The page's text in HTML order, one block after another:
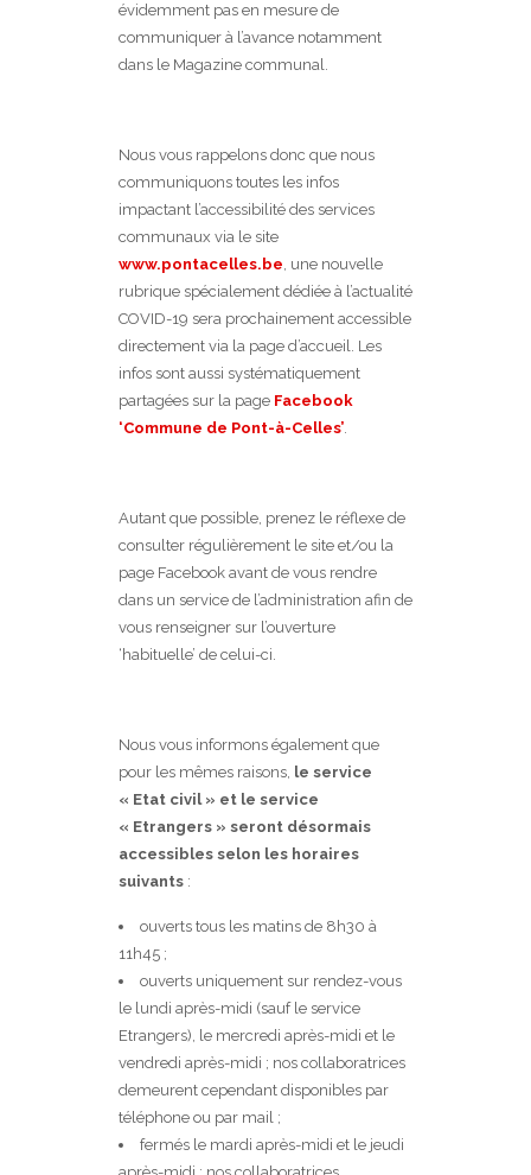
évidemment pas en mesure de
communiquer à l’avance notamment
dans le Magazine communal.
Nous vous rappelons donc que nous
communiquons toutes les infos
impactant l’accessibilité des services
communaux via le site
www.pontacelles.be, une nouvelle
rubrique spécialement dédiée à l’actualité
COVID-19 sera prochainement accessible
directement via la page d’accueil. Les
infos sont aussi systématiquement
partagées sur la page Facebook
‘Commune de Pont-à-Celles’.
Autant que possible, prenez le réflexe de
consulter régulièrement le site et/ou la
page Facebook avant de vous rendre
dans un service de l’administration afin de
vous renseigner sur l’ouverture
‘habituelle’ de celui-ci.
Nous vous informons également que
pour les mêmes raisons, le service
« Etat civil » et le service
« Etrangers » seront désormais
accessibles selon les horaires
suivants :
ouverts tous les matins de 8h30 à
11h45 ;
ouverts uniquement sur rendez-vous
le lundi après-midi (sauf le service
Etrangers), le mercredi après-midi et le
vendredi après-midi ; nos collaboratrices
demeurent cependant disponibles par
téléphone ou par mail ;
fermés le mardi après-midi et le jeudi